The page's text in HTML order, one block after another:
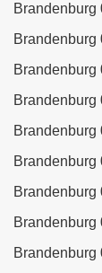
Brandenburg
Brandenburg
Brandenburg
Brandenburg
Brandenburg
Brandenburg
Brandenburg
Brandenburg
Brandenburg